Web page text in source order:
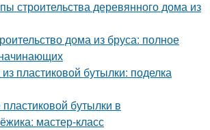
строительства деревянного дома из
дома из бруса: полное
пластиковой бутылки: поделка
бутылки в
мастер-класс